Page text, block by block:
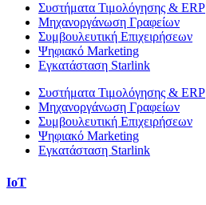
Συστήματα Τιμολόγησης & ERP
Μηχανοργάνωση Γραφείων
Συμβουλευτική Επιχειρήσεων
Ψηφιακό Marketing
Εγκατάσταση Starlink
Συστήματα Τιμολόγησης & ERP
Μηχανοργάνωση Γραφείων
Συμβουλευτική Επιχειρήσεων
Ψηφιακό Marketing
Εγκατάσταση Starlink
IoT